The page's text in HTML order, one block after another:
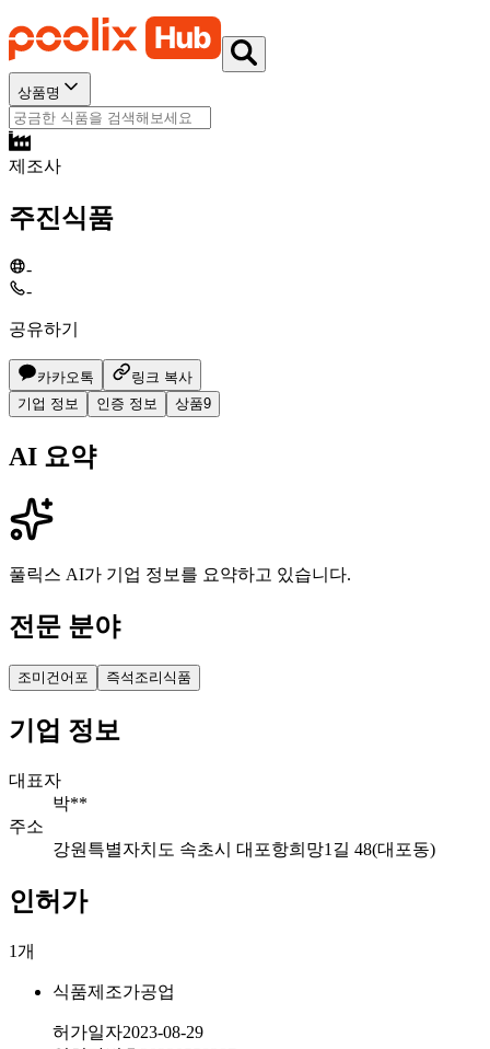
상품명
제조사
주진식품
-
-
공유하기
카카오톡
링크 복사
기업 정보
인증 정보 상품9
AI 요약
풀릭스 AI가 기업 정보를 요약하고 있습니다.
전문 분야
조미건어포 즉석조리식품
기업 정보
대표자
박**
주소
강원특별자치도 속초시 대포항희망1길 48(대포동)
인허가
1개
식품제조가공업
허가일자2023-08-29